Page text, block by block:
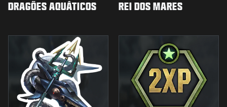
DRAGÕES AQUÁTICOS REI DOS MARES